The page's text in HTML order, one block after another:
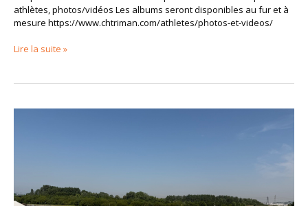
athlètes, photos/vidéos Les albums seront disponibles au fur et à
mesure https://www.chtriman.com/athletes/photos-et-videos/
Lire la suite »